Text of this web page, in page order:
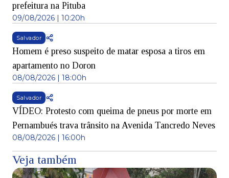
prefeitura na Pituba
09/08/2026 | 10:20h
Salvador
Homem é preso suspeito de matar esposa a tiros em
apartamento no Doron
08/08/2026 | 18:00h
Salvador
VÍDEO: Protesto com queima de pneus por morte em
Pernambués trava trânsito na Avenida Tancredo Neves
08/08/2026 | 16:00h
Veja também